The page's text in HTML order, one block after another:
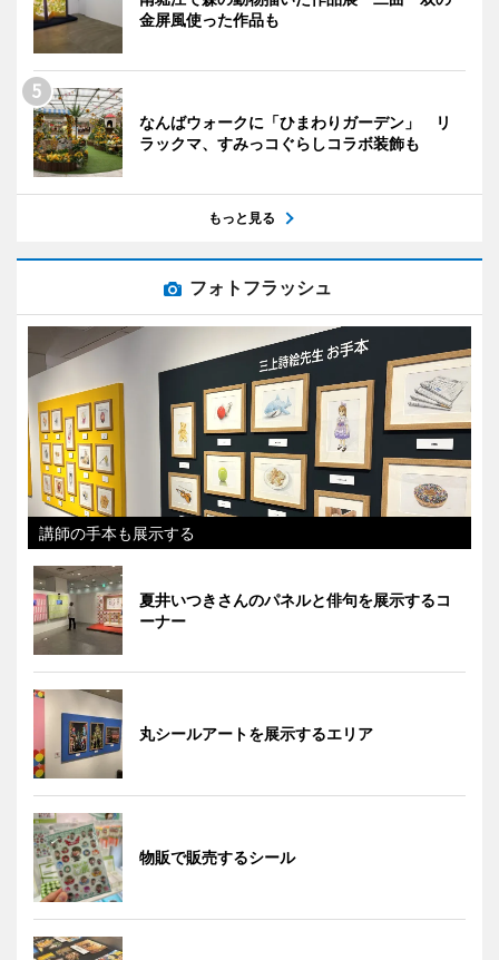
金屏風使った作品も
なんばウォークに「ひまわりガーデン」 リ
ラックマ、すみっコぐらしコラボ装飾も
もっと見る
フォトフラッシュ
講師の手本も展示する
夏井いつきさんのパネルと俳句を展示するコ
ーナー
丸シールアートを展示するエリア
物販で販売するシール